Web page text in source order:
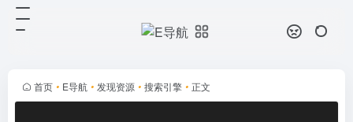
首页 • E导航 • 发现资源 • 搜索引擎 • 正文
务，支持多语言和隐私保护功能，是
全球广泛使用的搜索引擎之一。